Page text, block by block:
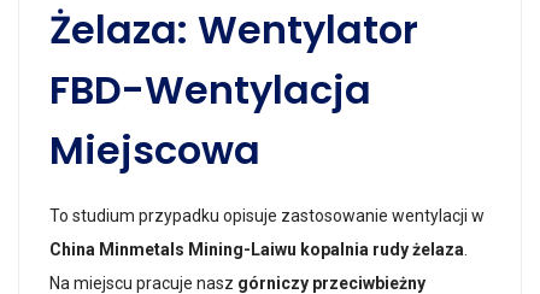
Żelaza: Wentylator
FBD-Wentylacja
Miejscowa
To studium przypadku opisuje zastosowanie wentylacji w
China Minmetals Mining-Laiwu kopalnia rudy żelaza
Na miejscu pracuje nasz górniczy przeciwbieżny